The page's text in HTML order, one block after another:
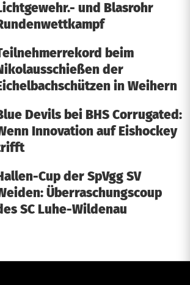
und Blasrohr
beim
der
in Weihern
Devils bei BHS Corrugated:
Innovation auf Eishockey
Cup der SpVgg SV
Überraschungscoup
SC Luhe-Wildenau